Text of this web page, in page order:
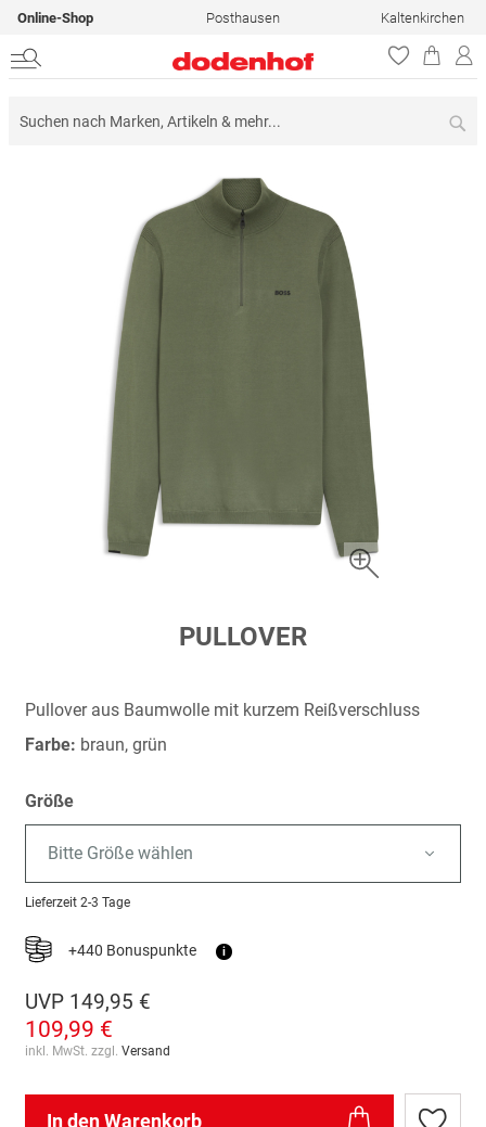
Online-Shop Posthausen Kaltenkirchen
springen
PULLOVER
Pullover aus Baumwolle mit kurzem Reißverschluss
Farbe: braun, grün
Größe
Bitte Größe wählen
Lieferzeit 2-3 Tage
+440 Bonuspunkte i
UVP 149,95 €
109,99 €
inkl. MwSt. zzgl. Versand
In den Warenkorb